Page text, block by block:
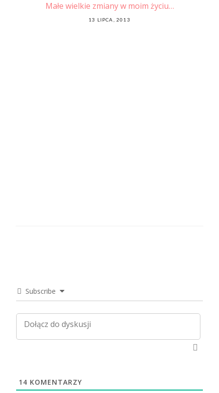
Małe wielkie zmiany w moim życiu…
POSTED
13 LIPCA, 2013
Subscribe
14 KOMENTARZY